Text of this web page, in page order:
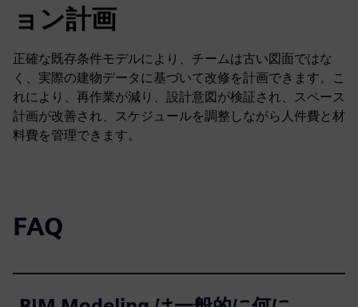
ョン計画
正確な既存条件モデルにより、チームは古い図面ではな
く、実際の建物データに基づいて改修を計画できます。こ
れにより、再作業が減り、設計意図が検証され、スペース
計画が改善され、スケジュールを調整しながら人件費と材
料費を管理できます。
FAQ